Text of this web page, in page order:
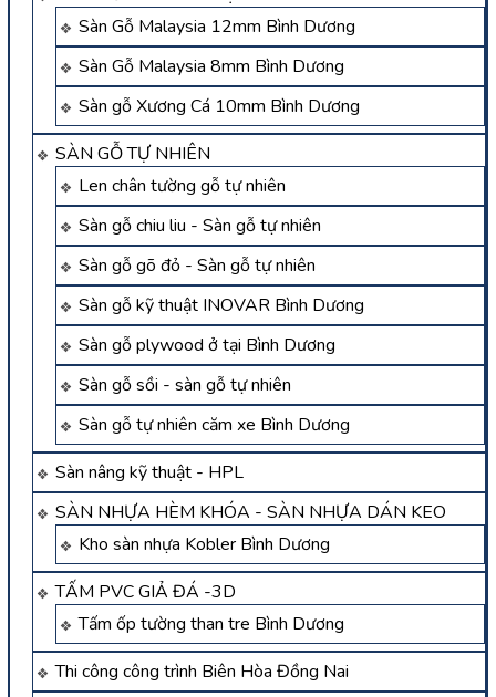
Sàn Gỗ Malaysia 12mm Bình Dương
Sàn Gỗ Malaysia 8mm Bình Dương
Sàn gỗ Xương Cá 10mm Bình Dương
SÀN GỖ TỰ NHIÊN
Len chân tường gỗ tự nhiên
Sàn gỗ chiu liu - Sàn gỗ tự nhiên
Sàn gỗ gõ đỏ - Sàn gỗ tự nhiên
Sàn gỗ kỹ thuật INOVAR Bình Dương
Sàn gỗ plywood ở tại Bình Dương
Sàn gỗ sồi - sàn gỗ tự nhiên
Sàn gỗ tự nhiên căm xe Bình Dương
Sàn nâng kỹ thuật - HPL
SÀN NHỰA HÈM KHÓA - SÀN NHỰA DÁN KEO
Kho sàn nhựa Kobler Bình Dương
TẤM PVC GIẢ ĐÁ -3D
Tấm ốp tường than tre Bình Dương
Thi công công trình Biên Hòa Đồng Nai